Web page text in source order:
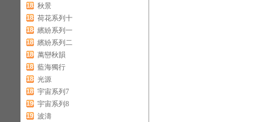
182 秋景
183 荷花系列十
184 繽紛系列一
185 繽紛系列二
186 萬巒秋韻
187 藍海獨行
188 光源
189 宇宙系列7
190 宇宙系列8
191 波濤